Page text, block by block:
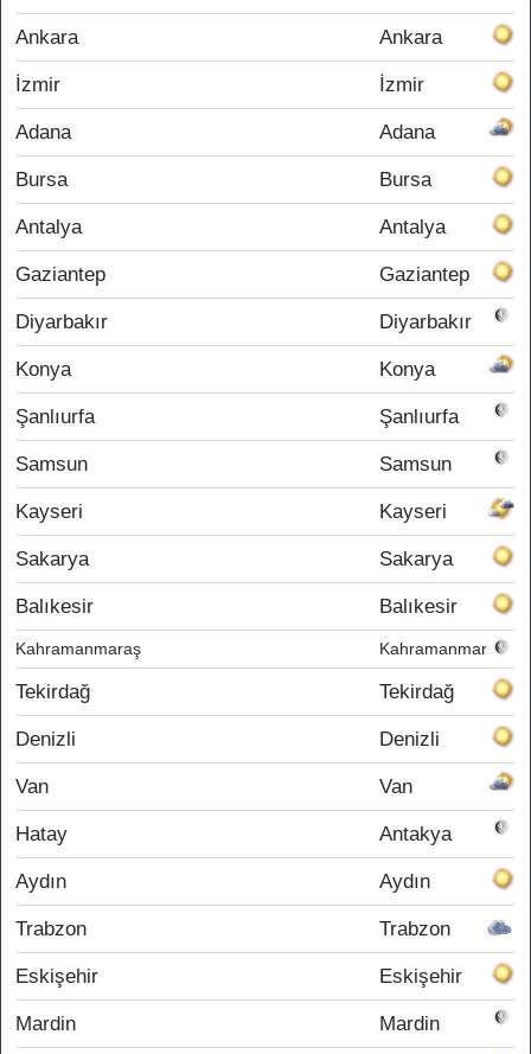
Ankara Ankara
İzmir İzmir
Adana Adana
Bursa Bursa
Antalya Antalya
Gaziantep Gaziantep
Diyarbakır Diyarbakır
Konya Konya
Şanlıurfa Şanlıurfa
Samsun Samsun
Kayseri Kayseri
Sakarya Sakarya
Balıkesir Balıkesir
Kahramanmaraş Kahramanmaraş
Tekirdağ Tekirdağ
Denizli Denizli
Van Van
Hatay Antakya
Aydın Aydın
Trabzon Trabzon
Eskişehir Eskişehir
Mardin Mardin